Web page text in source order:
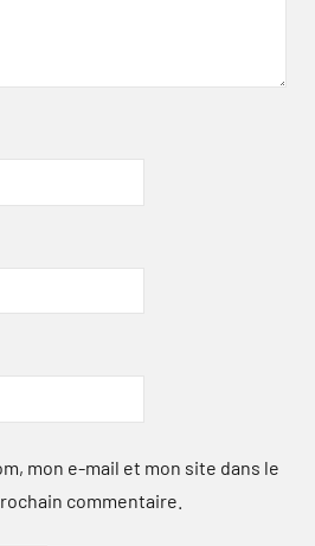
mon e-mail et mon site dans le
commentaire.